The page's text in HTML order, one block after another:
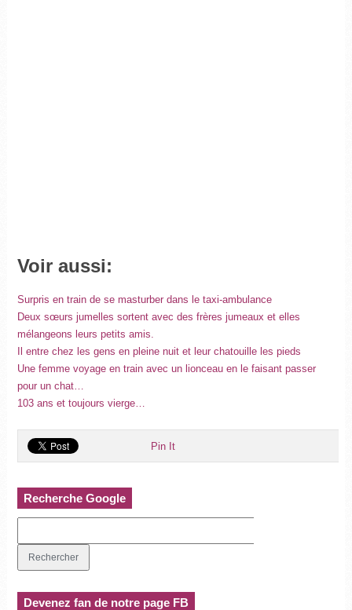
Voir aussi:
Surpris en train de se masturber dans le taxi-ambulance
Deux sœurs jumelles sortent avec des frères jumeaux et elles
mélangeons leurs petits amis.
Il entre chez les gens en pleine nuit et leur chatouille les pieds
Une femme voyage en train avec un lionceau en le faisant passer
pour un chat…
103 ans et toujours vierge…
Pin It
Recherche Google
Devenez fan de notre page FB